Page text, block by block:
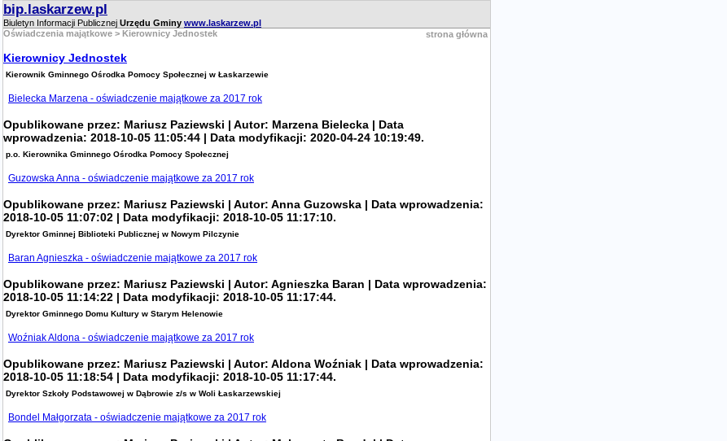
bip.laskarzew.pl
Biuletyn Informacji Publicznej Urzędu Gminy www.laskarzew.pl
Oświadczenia majątkowe > Kierownicy Jednostek strona główna
Kierownicy Jednostek
Kierownik Gminnego Ośrodka Pomocy Społecznej w Łaskarzewie
Bielecka Marzena - oświadczenie majątkowe za 2017 rok
Opublikowane przez: Mariusz Paziewski | Autor: Marzena Bielecka | Data
wprowadzenia: 2018-10-05 11:05:44 | Data modyfikacji: 2020-04-24 10:19:49.
p.o. Kierownika Gminnego Ośrodka Pomocy Społecznej
Guzowska Anna - oświadczenie majątkowe za 2017 rok
Opublikowane przez: Mariusz Paziewski | Autor: Anna Guzowska | Data wprowadzenia:
2018-10-05 11:07:02 | Data modyfikacji: 2018-10-05 11:17:10.
Dyrektor Gminnej Biblioteki Publicznej w Nowym Pilczynie
Baran Agnieszka - oświadczenie majątkowe za 2017 rok
Opublikowane przez: Mariusz Paziewski | Autor: Agnieszka Baran | Data wprowadzenia:
2018-10-05 11:14:22 | Data modyfikacji: 2018-10-05 11:17:44.
Dyrektor Gminnego Domu Kultury w Starym Helenowie
Woźniak Aldona - oświadczenie majątkowe za 2017 rok
Opublikowane przez: Mariusz Paziewski | Autor: Aldona Woźniak | Data wprowadzenia:
2018-10-05 11:18:54 | Data modyfikacji: 2018-10-05 11:17:44.
Dyrektor Szkoły Podstawowej w Dąbrowie z/s w Woli Łaskarzewskiej
Bondel Małgorzata - oświadczenie majątkowe za 2017 rok